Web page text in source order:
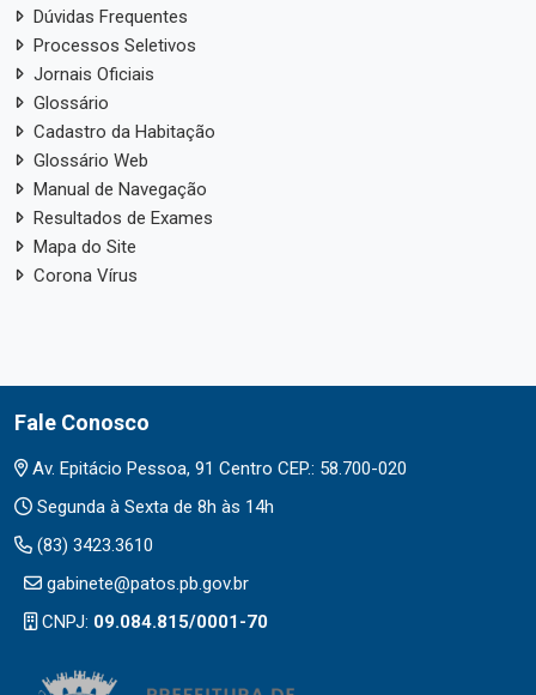
Dúvidas Frequentes
Processos Seletivos
Jornais Oficiais
Glossário
Cadastro da Habitação
Glossário Web
Manual de Navegação
Resultados de Exames
Mapa do Site
Corona Vírus
Fale Conosco
Av. Epitácio Pessoa, 91 Centro CEP.: 58.700-020
Segunda à Sexta de 8h às 14h
(83) 3423.3610
gabinete@patos.pb.gov.br
CNPJ: 09.084.815/0001-70